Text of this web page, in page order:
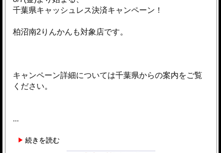
千葉県キャッシュレス決済キャンペーン！
柏沼南2りんかんも対象店です。
キャンペーン詳細については千葉県からの案内をご覧
ください。
...
続きを読む